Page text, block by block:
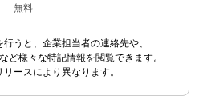
無料
うと、企業担当者の連絡先や、
ど様々な特記情報を閲覧できます。
ースにより異なります。